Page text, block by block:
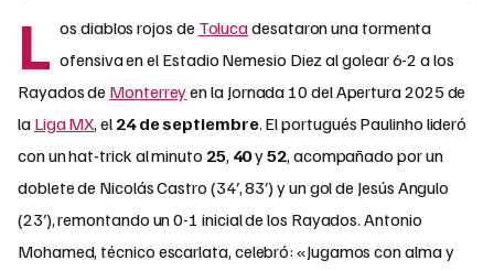
L os diablos rojos de Tolucadesataron una tormenta
ofensiva en el Estadio Nemesio Diez al golear 6-2 a los
Rayados de Monterreyen la Jornada 10 del Apertura 2025 de
la Liga MX, el 24 de septiembre. El portugués Paulinho lideró
con un hat-trick al minuto 25, 40y52, acompañado por un
doblete de Nicolás Castro (34′, 83′) y un gol de Jesús Angulo
(23′), remontando un 0-1 inicial de los Rayados. Antonio
Mohamed, técnico escarlata, celebró: «Jugamos con alma y